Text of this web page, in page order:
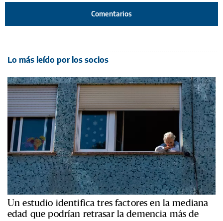
Comentarios
Lo más leído por los socios
Un estudio identifica tres factores en la mediana
edad que podrían retrasar la demencia más de